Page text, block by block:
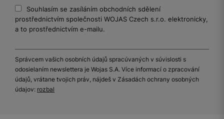
Souhlasím se zasíláním obchodních sdělení
prostřednictvím společnosti WOJAS Czech s.r.o. elektronicky,
a to prostřednictvím e-mailu.
Správcem vašich osobních údajů spracúvaných v súvislosti s
odosielaním newslettera je Wojas S.A. Více informací o zpracování
údajů, vrátane tvojich práv, nájdeš v Zásadách ochrany osobných
údajov: rozbal